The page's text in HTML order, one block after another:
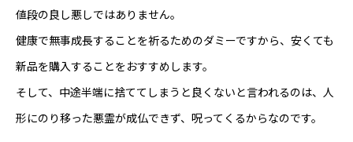
Online Store
値段の良し悪しではありません。
健康で無事成長することを祈るためのダミーですから、安くても
新品を購入することをおすすめします。
そして、中途半端に捨ててしまうと良くないと言われるのは、人
形にのり移った悪霊が成仏できず、呪ってくるからなのです。